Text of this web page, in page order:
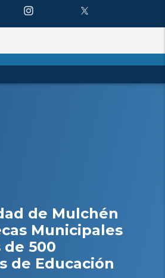
de Mulchén
Municipales
de 500
de Educación